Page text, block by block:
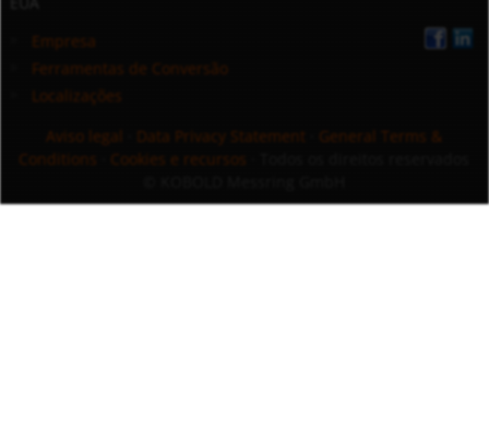
Empresa
Ferramentas de Conversão
Localizações
Aviso legal
Data Privacy Statement
General Terms &
Conditions
Cookies e recursos